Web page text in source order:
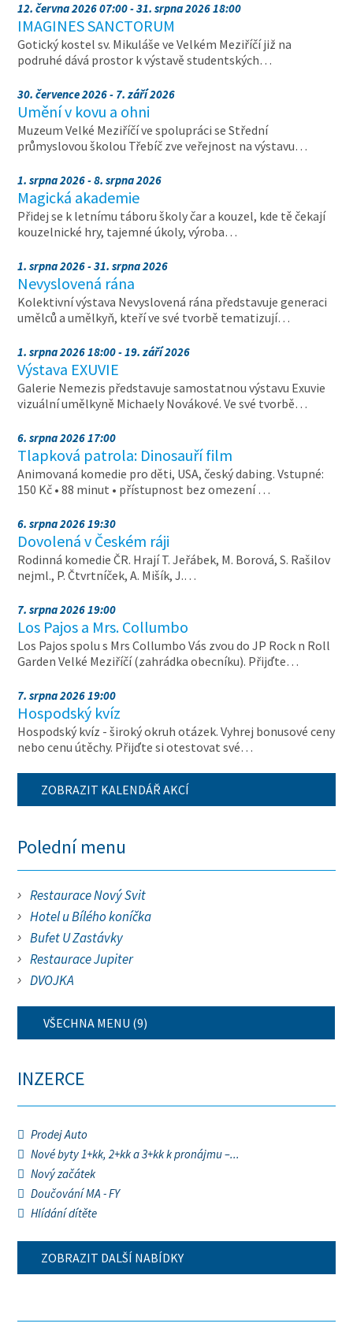
12. června 2026 07:00 - 31. srpna 2026 18:00
IMAGINES SANCTORUM
Gotický kostel sv. Mikuláše ve Velkém Meziříčí již na
podruhé dává prostor k výstavě studentských…
30. července 2026 - 7. září 2026
Umění v kovu a ohni
Muzeum Velké Meziříčí ve spolupráci se Střední
průmyslovou školou Třebíč zve veřejnost na výstavu…
1. srpna 2026 - 8. srpna 2026
Magická akademie
Přidej se k letnímu táboru školy čar a kouzel, kde tě čekají
kouzelnické hry, tajemné úkoly, výroba…
1. srpna 2026 - 31. srpna 2026
Nevyslovená rána
Kolektivní výstava Nevyslovená rána představuje generaci
umělců a umělkyň, kteří ve své tvorbě tematizují…
1. srpna 2026 18:00 - 19. září 2026
Výstava EXUVIE
Galerie Nemezis představuje samostatnou výstavu Exuvie
vizuální umělkyně Michaely Novákové. Ve své tvorbě…
6. srpna 2026 17:00
Tlapková patrola: Dinosauří film
Animovaná komedie pro děti, USA, český dabing. Vstupné:
150 Kč • 88 minut • přístupnost bez omezení …
6. srpna 2026 19:30
Dovolená v Českém ráji
Rodinná komedie ČR. Hrají T. Jeřábek, M. Borová, S. Rašilov
nejml., P. Čtvrtníček, A. Mišík, J.…
7. srpna 2026 19:00
Los Pajos a Mrs. Collumbo
Los Pajos spolu s Mrs Collumbo Vás zvou do JP Rock n Roll
Garden Velké Meziříčí (zahrádka obecníku). Přijďte…
7. srpna 2026 19:00
Hospodský kvíz
Hospodský kvíz - široký okruh otázek. Vyhrej bonusové ceny
nebo cenu útěchy. Přijďte si otestovat své…
ZOBRAZIT KALENDÁŘ AKCÍ
Polední menu
Restaurace Nový Svit
Hotel u Bílého koníčka
Bufet U Zastávky
Restaurace Jupiter
DVOJKA
VŠECHNA MENU (9)
INZERCE
Prodej Auto
Nové byty 1+kk, 2+kk a 3+kk k pronájmu –...
Nový začátek
Doučování MA - FY
Hlídání dítěte
ZOBRAZIT DALŠÍ NABÍDKY